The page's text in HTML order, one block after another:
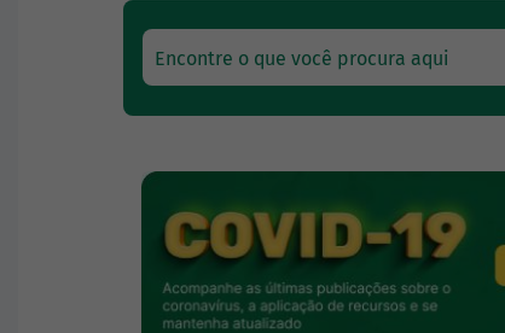
Encontre o que você procura aqui